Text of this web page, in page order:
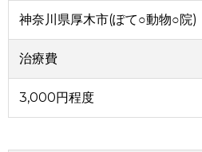
神奈川県厚木市(ぽて○動物○院)
治療費
3,000円程度